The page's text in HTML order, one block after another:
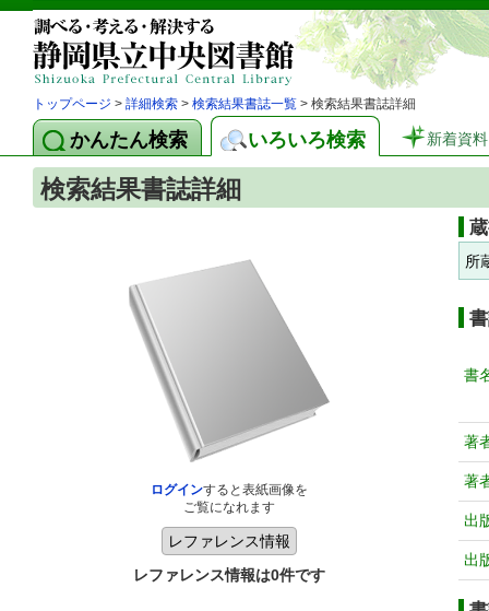
トップページ > 詳細検索 > 検索結果書誌一覧 > 検索結果書誌詳細
かんたん検索 いろいろ検索 新着資料
検索結果書誌詳細
ログインすると表紙画像を
ご覧になれます
レファレンス情報は0件です
所
書
著
著
出
出